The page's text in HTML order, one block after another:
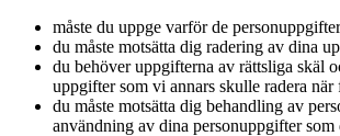
måste du uppge varför de
du måste motsätta dig radering av dina
du behöver uppgifterna av rättsliga skäl
uppgifter som vi annars skulle radera
du måste motsätta dig behandling av
användning av dina personuppgifter